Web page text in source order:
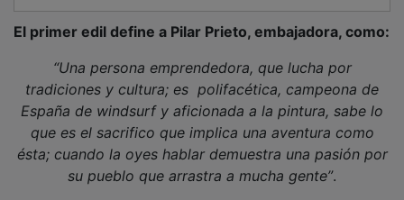
tradiciones y cultura; es polifacética, campeona de
España de windsurf y aficionada a la pintura, sabe lo
que es el sacrifico que implica una aventura como
ésta; cuando la oyes hablar demuestra una pasión por
su pueblo que arrastra a mucha gente”.